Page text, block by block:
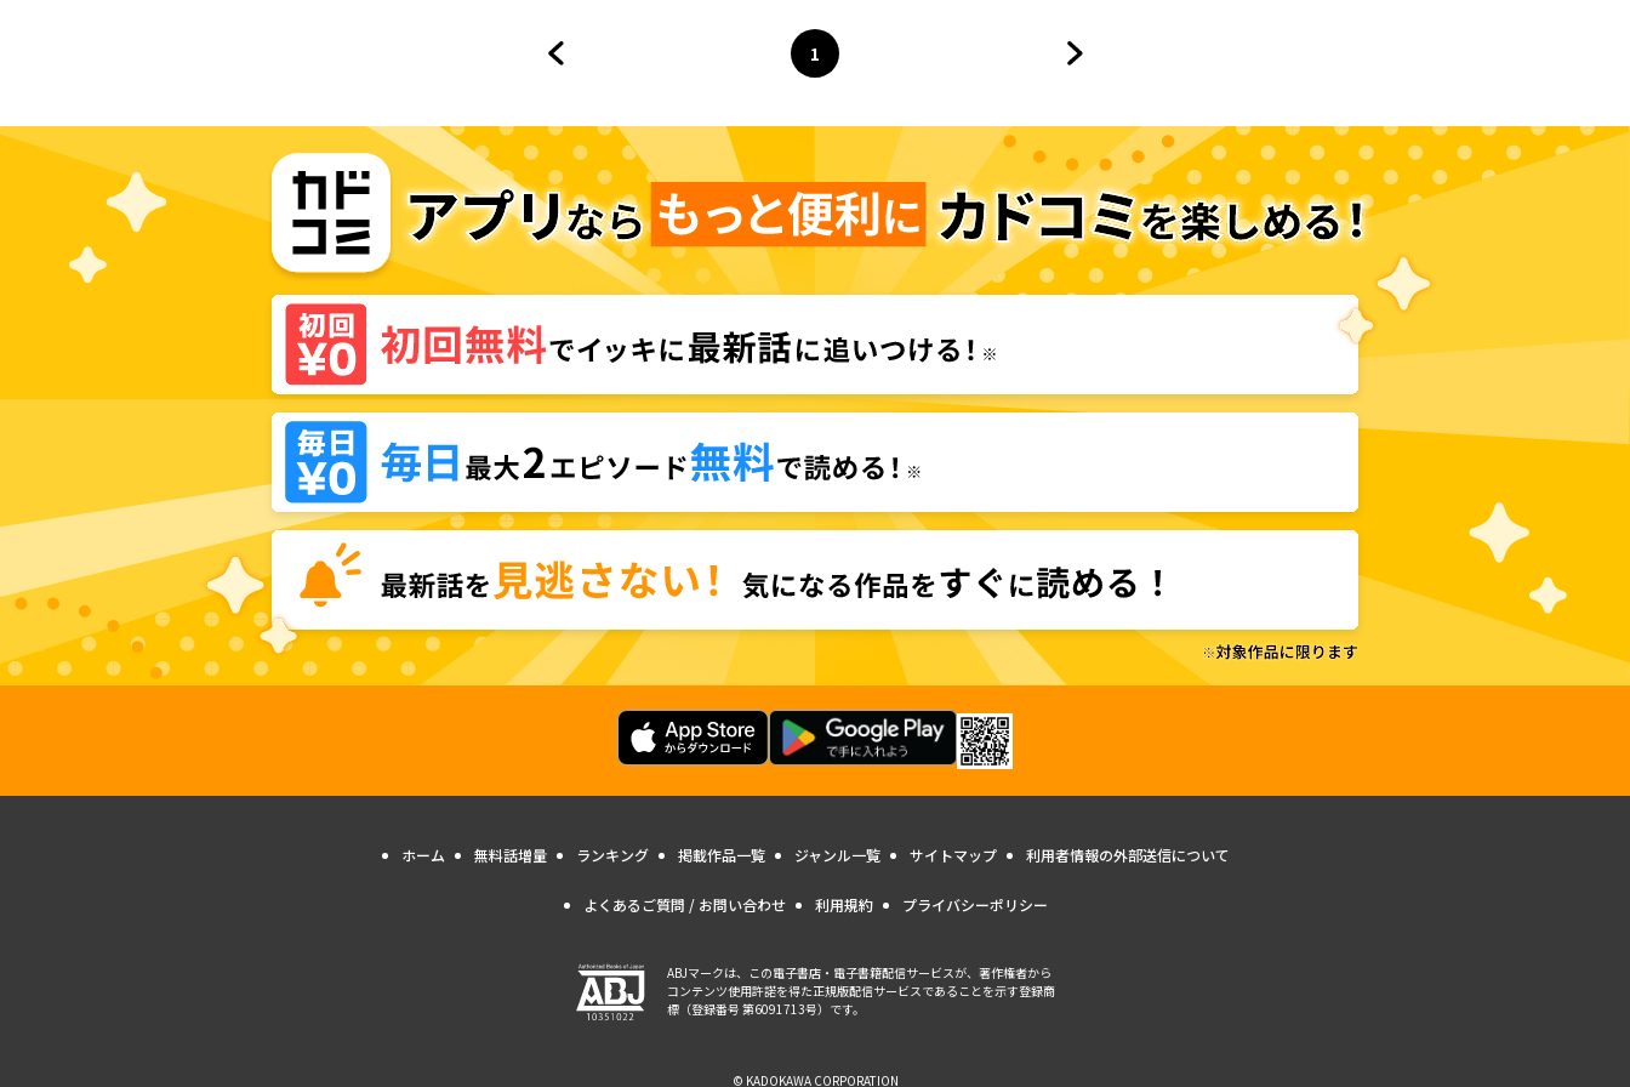
ページ
1
へ
ホーム 無料話増量 ランキング 掲載作品一覧 ジャンル一覧 サイトマップ 利用者情報の外部送信について
よくあるご質問 / お問い合わせ 利用規約 プライバシーポリシー
ABJマークは、この電子書店・電子書籍配信サービスが、著作権者から
コンテンツ使用許諾を得た正規版配信サービスであることを示す登録商
標（登録番号 第6091713号）です。
© KADOKAWA CORPORATION